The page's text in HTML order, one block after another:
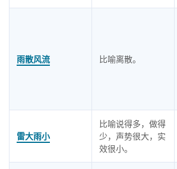
雨散风流 比喻离散。
雷大雨小
比喻说得多，做得
少，声势很大，实
效很小。